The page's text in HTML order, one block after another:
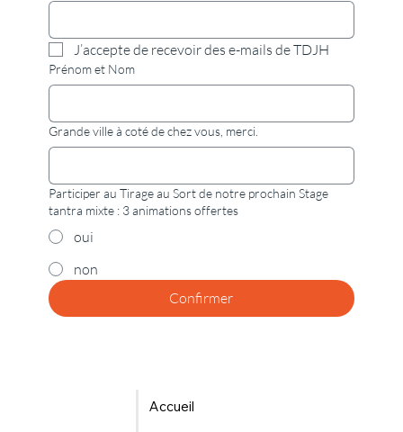
J’accepte de recevoir des e-mails de TDJH
Prénom et Nom
Grande ville à coté de chez vous, merci.
Participer au Tirage au Sort de notre prochain Stage
tantra mixte : 3 animations offertes
oui
non
Confirmer
Accueil